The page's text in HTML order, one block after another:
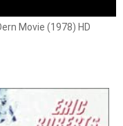
Movie (1978) HD